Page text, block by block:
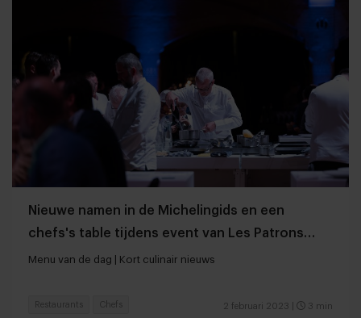
Nieuwe namen in de Michelingids en een
chefs's table tijdens event van Les Patrons
Cuisiniers
Menu van de dag | Kort culinair nieuws
2 februari 2023 3 min
Restaurants Chefs